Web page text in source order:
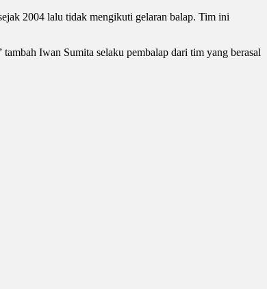
2004 lalu tidak mengikuti gelaran balap. Tim ini
Iwan Sumita selaku pembalap dari tim yang berasal